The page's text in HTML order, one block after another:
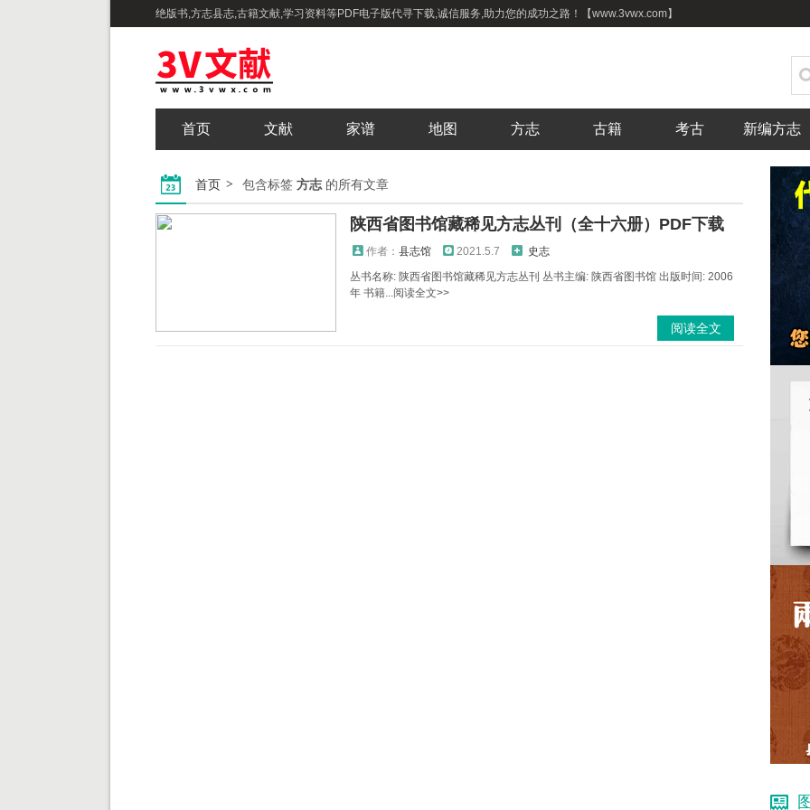
绝版书,方志县志,古籍文献,学习资料等PDF电子版代寻下载,诚信服务,助力您的成功之路！【www.3vwx.com】
首页 文献 家谱 地图 方志 古籍 考古 新编方志
首页 包含标签 方志 的所有文章
陕西省图书馆藏稀见方志丛刊（全十六册）PDF下载
作者： 县志馆 2021.5.7
史志
丛书名称: 陕西省图书馆藏稀见方志丛刊 丛书主编: 陕西省图书馆 出版时间: 2006
年 书籍...阅读全文>>
阅读全文